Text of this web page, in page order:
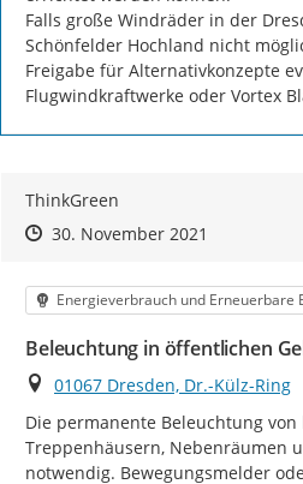
Falls große Windräder in der
Schönfelder Hochland nicht
Freigabe für Alternativkonzepte
Flugwindkraftwerke oder Vortex
ThinkGreen
Zeitpunkt des Erstellens
Zeitpunkt des Erstellens
30. November 2021
Kategorie
Energieverbrauch und Erneuerbare
Beleuchtung in öffentlichen
Ort
01067 Dresden, Dr.-Külz-Ring
Die permanente Beleuchtung von
Treppenhäusern, Nebenräumen
notwendig. Bewegungsmelder